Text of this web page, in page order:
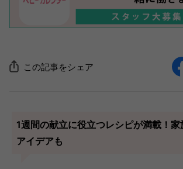
この記事をシェア
1週間の献立に役立つレシピが満載！
アイデアも